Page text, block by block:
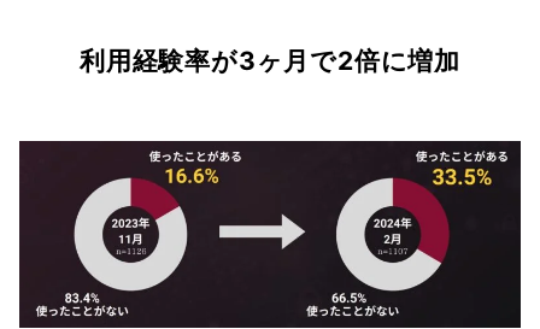
利用経験率が3ヶ月で2倍に増加